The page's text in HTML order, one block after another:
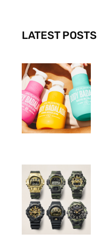
-
f
m
LATEST POSTS